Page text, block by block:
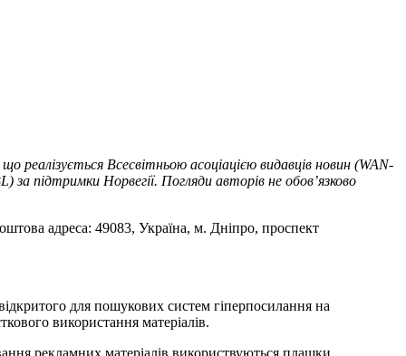
Всесвітньою асоціацією видавців новин (WAN-
підтримки Норвегії. Погляди авторів не обов’язково
адреса: 49083, Україна, м. Дніпро, проспект
для пошукових систем гіперпосилання на
використання матеріалів.